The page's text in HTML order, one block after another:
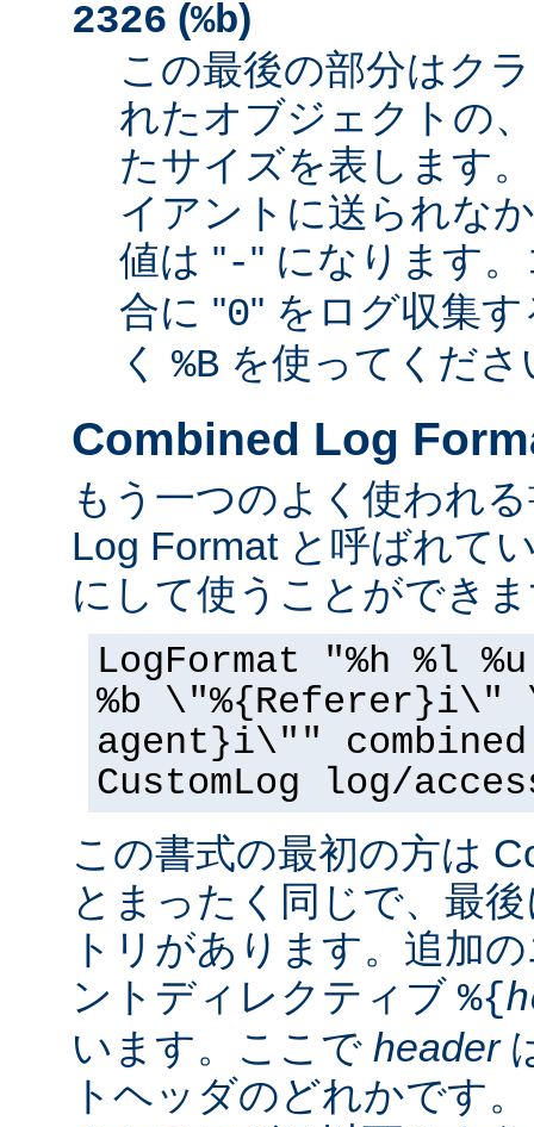
2326 (%b)
この最後の部分はク
れたオブジェクトの
たサイズを表します
イアントに送られな
値は "-" になります
合に "0" をログ収集
く %B を使ってくださ
Combined Log
もう一つのよく使われ
Log Format と呼ばれて
にして使うことができ
LogFormat "%h %l
%b \"%{Referer}i\"
agent}i\"" combined
CustomLog log/
この書式の最初の方は
とまったく同じで、最
トリがあります。追加
ントディレクティブ %{
います。ここで header
トヘッダのどれかです